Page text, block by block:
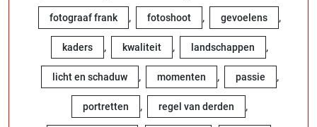
fotograaf frank , fotoshoot , gevoelens ,
kaders , kwaliteit , landschappen ,
licht en schaduw , momenten , passie ,
portretten , regel van derden ,